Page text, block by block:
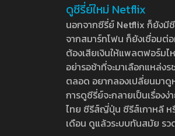
ดูซีรี่ย์ใหม่ Netflix
นอกจากซีรี่ย์ Netflix ก็ยังมีซี
จากสมาร์ทโฟน ก็ยังเชื่อมต่
ต้องเสียเงินให้แพลตฟอร์มไ
อย่ารอช้าที่จะมาเลือกแหล่ง
ตลอด อยากลองเปลี่ยนมาดู
การดูซีรี่ย์จะกลายเป็นเรื่อง
ไทย ซีรีส์ญี่ปุ่น ซีรีส์เกาหลี ห
เดือน ดูแล้วระบบทันสมัย ร